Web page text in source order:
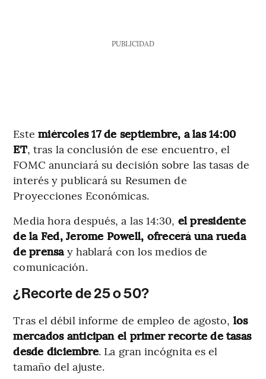
PUBLICIDAD
Este miércoles 17 de septiembre, a las 14:00
ET, tras la conclusión de ese encuentro, el
FOMC anunciará su decisión sobre las tasas de
interés y publicará su Resumen de
Proyecciones Económicas.
Media hora después, a las 14:30, el presidente
de la Fed, Jerome Powell, ofrecerá una rueda
de prensay hablará con los medios de
comunicación.
¿Recorte de 25 o 50?
Tras el débil informe de empleo de agosto, los
mercados anticipan el primer recorte de tasas
desde diciembre. La gran incógnita es el
tamaño del ajuste.